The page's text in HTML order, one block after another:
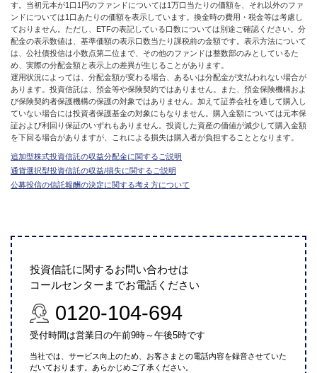
す。当初元本が1口1円のファンドについては1万口当たりの価額を、それ以外のファ
ンドについては1口あたりの価額を表示しています。換金時の費用・税金等は考慮し
ておりません。ただし、ETFの表記している口数については別途ご確認ください。分
配金の表示数値は、基準価額の表示口数当たり課税前の金額です。表示方法について
は、公社債投信は小数点第二位まで、その他のファンドは整数部のみとしているた
め、実際の分配金額と表示上の差異が生じることがあります。
運用状況によっては、分配金額が変わる場合、あるいは分配金が支払われない場合が
あります。投資信託は、預金等や保険契約ではありません。また、預金保険機構およ
び保険契約者保護機構の保護の対象ではありません。加えて証券会社を通して購入し
ていない場合には投資者保護基金の対象にもなりません。購入金額については元本保
証および利回り保証のいずれもありません。投資した資産の価値が減少して購入金額
を下回る場合がありますが、これによる損失は購入者が負担することとなります。
追加型株式投資信託の収益分配金に関するご説明
通貨選択型投資信託の収益/損失に関するご説明
公募投信の信託報酬の決定に関する考え方について
投資信託に関するお問い合わせは
コールセンターまでお電話ください
0120-104-694
受付時間は営業日の午前9時～午後5時です
当社では、サービス向上のため、お客さまとの電話内容を録音させていた
だいております。あらかじめご了承ください。